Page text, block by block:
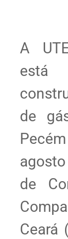
A
está
de
de
Ceará